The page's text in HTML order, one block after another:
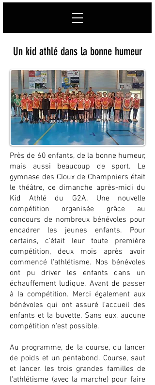
Un kid athlé dans la bonne humeur
Près de 60 enfants, de la bonne humeur,
mais aussi beaucoup de sport. Le
gymnase des Cloux de Champniers était
le théâtre, ce dimanche après-midi du
Kid Athlé du G2A. Une nouvelle
compétition organisée grâce au
concours de nombreux bénévoles pour
encadrer les jeunes enfants. Pour
certains, c'était leur toute première
compétition, deux mois après avoir
commencé l'athlétisme. Nos bénévoles
ont pu driver les enfants dans un
échauffement ludique. Avant de passer
à la compétition. Merci également aux
bénévoles qui ont assuré l'accueil des
enfants et la buvette. Sans eux, aucune
compétition n'est possible.
Au programme, de la course, du lancer
de poids et un pentabond. Course, saut
et lancer, les trois grandes familles de
l'athlétisme (avec la marche) pour faire